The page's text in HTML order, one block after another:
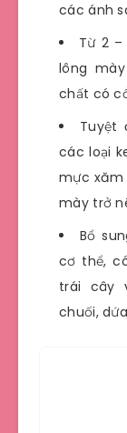
các ánh
Từ 2
lông
chất có
Tuyệt
các loại
mực xăm
mày trở
Bổ
cơ thể,
trái cây
chuối,